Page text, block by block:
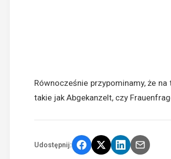
Równocześnie przypominamy, że
takie jak Abgekanzelt, czy
Udostępnij: